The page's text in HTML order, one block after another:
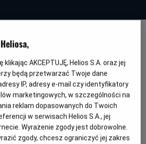
życia - Salon Kultury
Salt Path Gatunek
Dramat
Minimalny
wiek
Od 15 lat
min
OCENA HELIOS
6.7
AKCEPTUJĘ, Helios S.A. oraz jej
będą przetwarzać Twoje dane
IP, adresy e-mail czy identyfikatory
marketingowych, w szczególności na
reklam dopasowanych do Twoich
w serwisach Helios S.A., jej
Wyrażenie zgody jest dobrowolne.
zgody, chcesz ograniczyć jej zakres